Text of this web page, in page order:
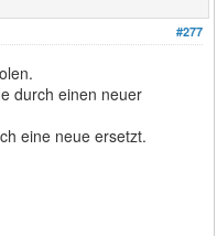
#277
durch einen neuer
eine neue ersetzt.